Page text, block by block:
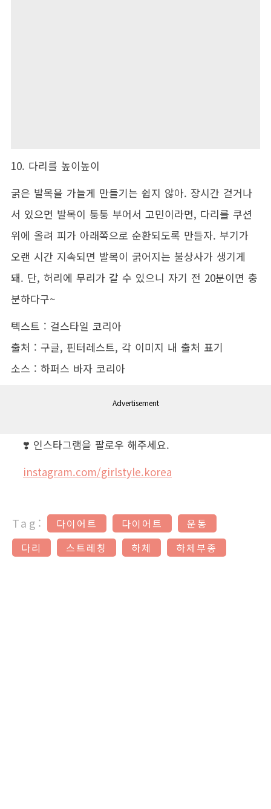
10. 다리를 높이높이
굵은 발목을 가늘게 만들기는 쉽지 않아. 장시간 걷거나
서 있으면 발목이 퉁퉁 부어서 고민이라면, 다리를 쿠션
위에 올려 피가 아래쪽으로 순환되도록 만들자. 부기가
오랜 시간 지속되면 발목이 굵어지는 불상사가 생기게
돼. 단, 허리에 무리가 갈 수 있으니 자기 전 20분이면 충
분하다구~
텍스트 : 걸스타일 코리아
출처 : 구글, 핀터레스트, 각 이미지 내 출처 표기
소스 : 하퍼스 바자 코리아
Advertisement
❣️ 인스타그램을 팔로우 해주세요.
instagram.com/girlstyle.korea
Tag: 다이어트 다이어트
운동
다리
스트레칭 하체 하체부종